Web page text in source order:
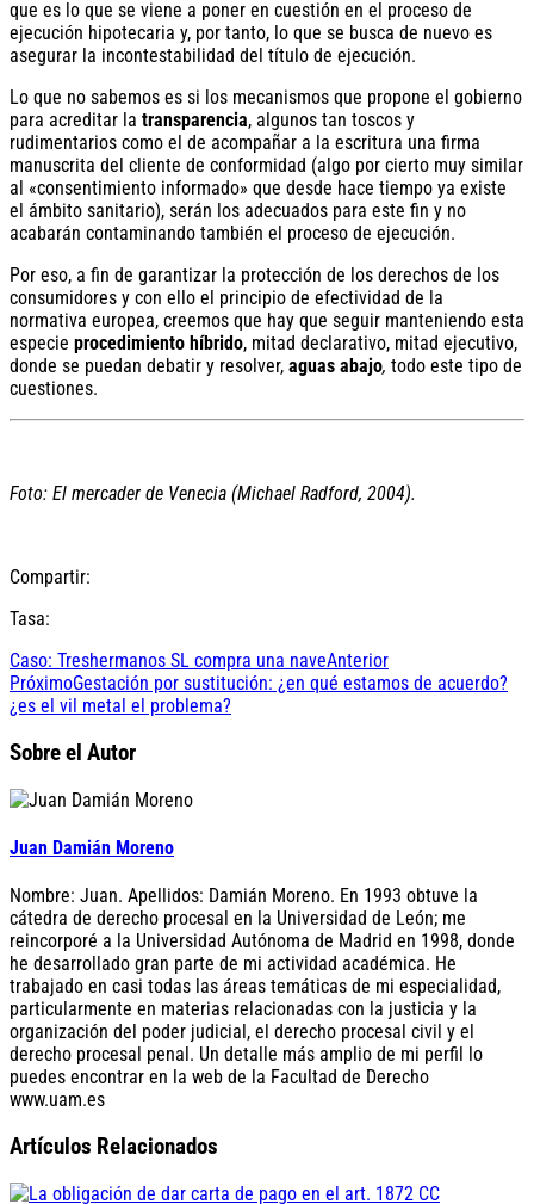
que es lo que se viene a poner en cuestión en el proceso de
ejecución hipotecaria y, por tanto, lo que se busca de nuevo es
asegurar la incontestabilidad del título de ejecución.
Lo que no sabemos es si los mecanismos que propone el gobierno
para acreditar la transparencia, algunos tan toscos y
rudimentarios como el de acompañar a la escritura una firma
manuscrita del cliente de conformidad (algo por cierto muy similar
al «consentimiento informado» que desde hace tiempo ya existe
el ámbito sanitario), serán los adecuados para este fin y no
acabarán contaminando también el proceso de ejecución.
Por eso, a fin de garantizar la protección de los derechos de los
consumidores y con ello el principio de efectividad de la
normativa europea, creemos que hay que seguir manteniendo esta
especie procedimiento híbrido, mitad declarativo, mitad ejecutivo,
donde se puedan debatir y resolver, aguas abajo, todo este tipo de
cuestiones.
Foto: El mercader de Venecia (Michael Radford, 2004).
Compartir:
Tasa:
Caso: Treshermanos SL compra una naveAnterior
PróximoGestación por sustitución: ¿en qué estamos de acuerdo?
¿es el vil metal el problema?
Sobre el Autor
Juan Damián Moreno
Nombre: Juan. Apellidos: Damián Moreno. En 1993 obtuve la
cátedra de derecho procesal en la Universidad de León; me
reincorporé a la Universidad Autónoma de Madrid en 1998, donde
he desarrollado gran parte de mi actividad académica. He
trabajado en casi todas las áreas temáticas de mi especialidad,
particularmente en materias relacionadas con la justicia y la
organización del poder judicial, el derecho procesal civil y el
derecho procesal penal. Un detalle más amplio de mi perfil lo
puedes encontrar en la web de la Facultad de Derecho
www.uam.es
Artículos Relacionados